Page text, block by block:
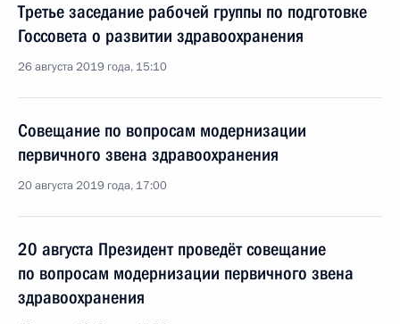
Третье заседание рабочей группы по подготовке
Госсовета о развитии здравоохранения
26 августа 2019 года, 15:10
Совещание по вопросам модернизации
первичного звена здравоохранения
20 августа 2019 года, 17:00
20 августа Президент проведёт совещание
по вопросам модернизации первичного звена
здравоохранения